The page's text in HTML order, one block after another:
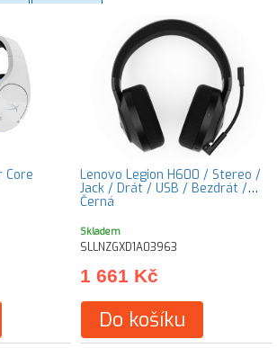
Core Lenovo Legion H600 / Stereo /
Jack / Drát / USB / Bezdrát /
Černá
Skladem
SLLNZGXD1A03963
1 661 Kč
Do košíku